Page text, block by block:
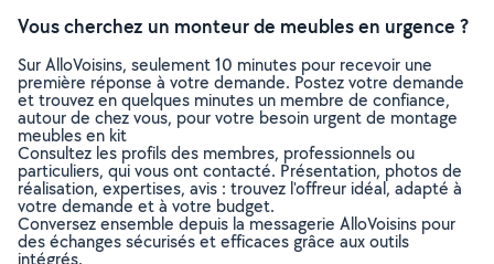
Vous cherchez un monteur de meubles en urgence ?
Sur AlloVoisins, seulement 10 minutes pour recevoir une
première réponse à votre demande. Postez votre demande
et trouvez en quelques minutes un membre de confiance,
autour de chez vous, pour votre besoin urgent de montage
meubles en kit
Consultez les profils des membres, professionnels ou
particuliers, qui vous ont contacté. Présentation, photos de
réalisation, expertises, avis : trouvez l'offreur idéal, adapté à
votre demande et à votre budget.
Conversez ensemble depuis la messagerie AlloVoisins pour
des échanges sécurisés et efficaces grâce aux outils
intégrés.